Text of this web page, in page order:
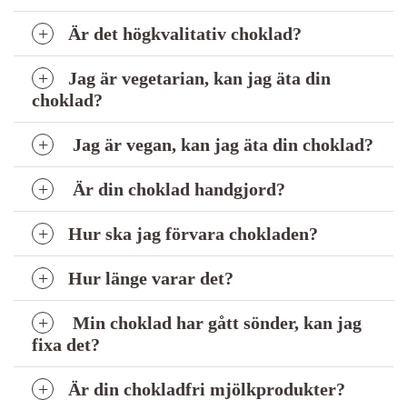
Är det högkvalitativ choklad?
Jag är vegetarian, kan jag äta din
choklad?
Jag är vegan, kan jag äta din choklad?
Är din choklad handgjord?
Hur ska jag förvara chokladen?
Hur länge varar det?
Min choklad har gått sönder, kan jag
fixa det?
Är din chokladfri mjölkprodukter?